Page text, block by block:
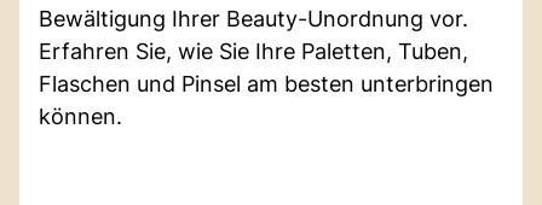
Bewältigung Ihrer Beauty-Unordnung vor.
Erfahren Sie, wie Sie Ihre Paletten, Tuben,
Flaschen und Pinsel am besten unterbringen
können.